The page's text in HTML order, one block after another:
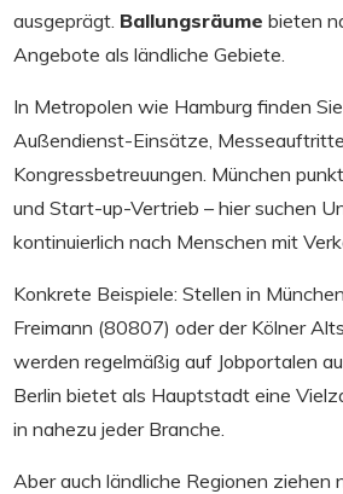
ausgeprägt. Ballungsräume bieten
Angebote als ländliche Gebiete.
In Metropolen wie Hamburg finden
Außendienst-Einsätze,
Kongressbetreuungen. München
und Start-up-Vertrieb – hier suchen
kontinuierlich nach Menschen mit
Konkrete Beispiele: Stellen in
Freimann (80807) oder der Kölner
werden regelmäßig auf Jobportalen
Berlin bietet als Hauptstadt eine
in nahezu jeder Branche.
Aber auch ländliche Regionen ziehen